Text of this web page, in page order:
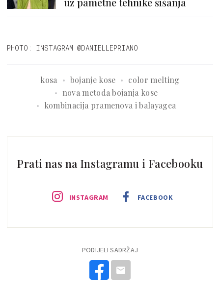
PHOTO: INSTAGRAM @DANIELLEPRIANO
kosa bojanje kose
color melting
nova metoda bojanja kose
kombinacija pramenova i balayagea
Prati nas na Instagramu i Facebooku
INSTAGRAM FACEBOOK
PODIJELI SADRŽAJ